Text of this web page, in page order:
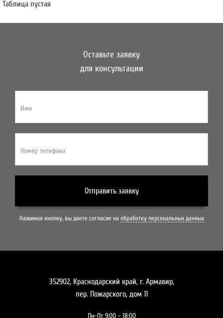
Таблица пустая
Оставьте заявку
для консультации
Имя
Номер телефона
Отправить заявку
Нажимая кнопку, вы даете согласие на обработку персональных данных
352902, Краснодарский край, г. Армавир,
пер. Пожарского, дом 11
Пн-Пт 9:00 - 18:00